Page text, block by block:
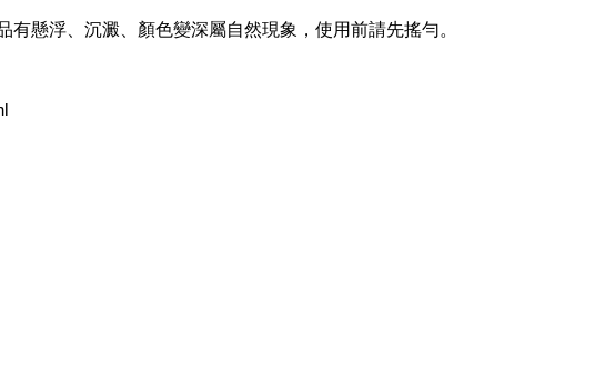
有懸浮、沉澱、顏色變深屬自然現象，使用前請先搖勻。